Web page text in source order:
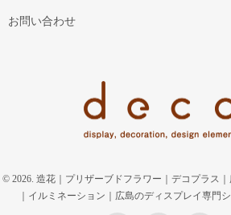
お問い合わせ
© 2026. 造花｜プリザーブドフラワー｜デコプラス
｜イルミネーション｜広島のディスプレイ専門